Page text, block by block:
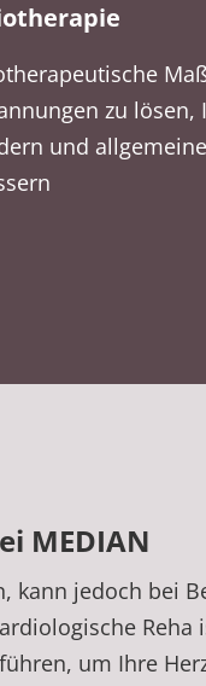
zu
und
MEDIAN
kann jedoch bei
Reha
um Ihre